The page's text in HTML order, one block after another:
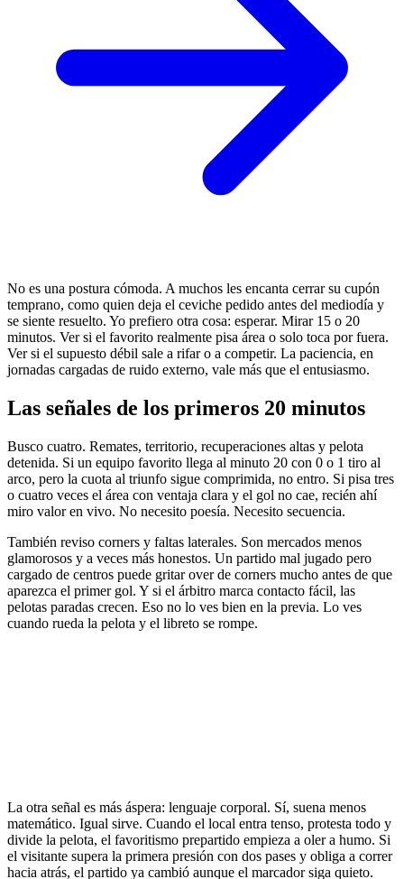
No es una postura cómoda. A muchos les encanta cerrar su cupón
temprano, como quien deja el ceviche pedido antes del mediodía y
se siente resuelto. Yo prefiero otra cosa: esperar. Mirar 15 o 20
minutos. Ver si el favorito realmente pisa área o solo toca por fuera.
Ver si el supuesto débil sale a rifar o a competir. La paciencia, en
jornadas cargadas de ruido externo, vale más que el entusiasmo.
Las señales de los primeros 20 minutos
Busco cuatro. Remates, territorio, recuperaciones altas y pelota
detenida. Si un equipo favorito llega al minuto 20 con 0 o 1 tiro al
arco, pero la cuota al triunfo sigue comprimida, no entro. Si pisa tres
o cuatro veces el área con ventaja clara y el gol no cae, recién ahí
miro valor en vivo. No necesito poesía. Necesito secuencia.
También reviso corners y faltas laterales. Son mercados menos
glamorosos y a veces más honestos. Un partido mal jugado pero
cargado de centros puede gritar over de corners mucho antes de que
aparezca el primer gol. Y si el árbitro marca contacto fácil, las
pelotas paradas crecen. Eso no lo ves bien en la previa. Lo ves
cuando rueda la pelota y el libreto se rompe.
La otra señal es más áspera: lenguaje corporal. Sí, suena menos
matemático. Igual sirve. Cuando el local entra tenso, protesta todo y
divide la pelota, el favoritismo prepartido empieza a oler a humo. Si
el visitante supera la primera presión con dos pases y obliga a correr
hacia atrás, el partido ya cambió aunque el marcador siga quieto.